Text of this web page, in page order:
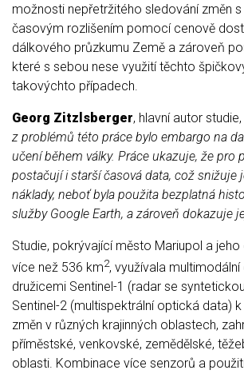
možnosti nepřetržitého sledování změn
časovým rozlišením pomocí cenově
dálkového průzkumu Země a zároveň
které s sebou nese využití těchto
takovýchto případech.
Georg Zitzlsberger, hlavní autor
z problémů této práce bylo embargo na
učení během války. Práce ukazuje, že pro
postačují i starší časová data, což snižuje
náklady, neboť byla použita bezplatná
služby Google Earth, a zároveň dokazuje
Studie, pokrývající město Mariupol a
více než 536 km2, využívala
družicemi Sentinel-1 (radar se
Sentinel-2 (multispektrální optická data)
změn v různých krajinných oblastech,
příměstské, venkovské, zemědělské,
oblasti. Kombinace více senzorů a